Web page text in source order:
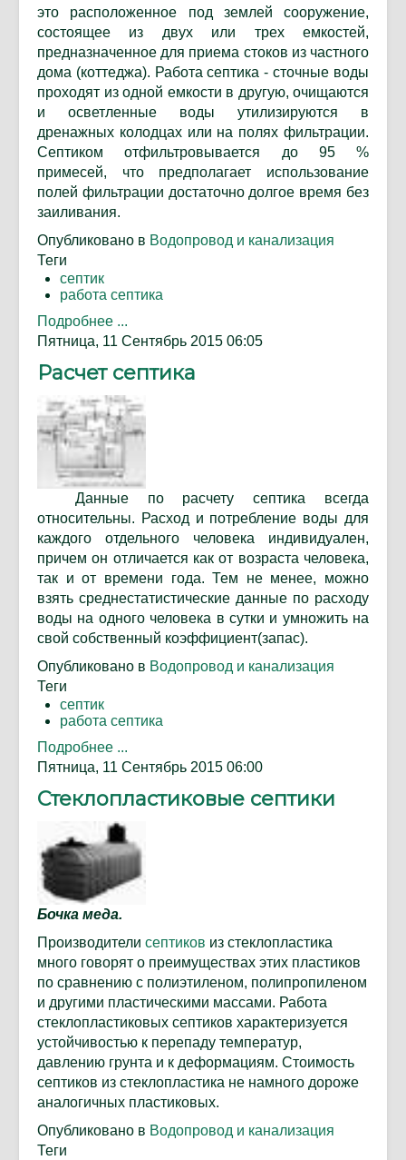
это расположенное под землей сооружение,
состоящее из двух или трех емкостей,
предназначенное для приема стоков из частного
дома (коттеджа). Работа септика - сточные воды
проходят из одной емкости в другую, очищаются
и осветленные воды утилизируются в
дренажных колодцах или на полях фильтрации.
Септиком отфильтровывается до 95 %
примесей, что предполагает использование
полей фильтрации достаточно долгое время без
заиливания.
Опубликовано в Водопровод и канализация
Теги
септик
работа септика
Подробнее ...
Пятница, 11 Сентябрь 2015 06:05
Расчет септика
Данные по расчету септика всегда
относительны. Расход и потребление воды для
каждого отдельного человека индивидуален,
причем он отличается как от возраста человека,
так и от времени года. Тем не менее, можно
взять среднестатистические данные по расходу
воды на одного человека в сутки и умножить на
свой собственный коэффициент(запас).
Опубликовано в Водопровод и канализация
Теги
септик
работа септика
Подробнее ...
Пятница, 11 Сентябрь 2015 06:00
Стеклопластиковые септики
Бочка меда.
Производители септиков из стеклопластика
много говорят о преимуществах этих пластиков
по сравнению с полиэтиленом, полипропиленом
и другими пластическими массами. Работа
стеклопластиковых септиков характеризуется
устойчивостью к перепаду температур,
давлению грунта и к деформациям. Стоимость
септиков из стеклопластика не намного дороже
аналогичных пластиковых.
Опубликовано в Водопровод и канализация
Теги